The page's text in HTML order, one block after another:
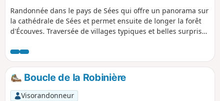
Randonnée dans le pays de Sées qui offre un panorama sur
la cathédrale de Sées et permet ensuite de longer la forêt
d'Écouves. Traversée de villages typiques et belles surprises
Boucle de la Robinière
Visorandonneur